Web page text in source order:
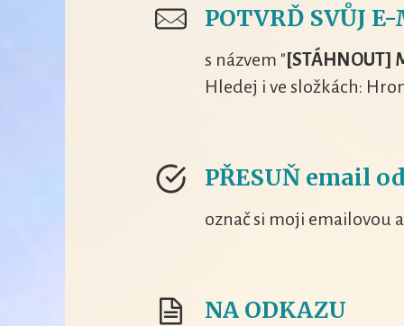
POTVRĎ SVŮJ
s názvem " [STÁHNOUT]
Hledej i ve složkách:
PŘESUŇ email
označ si moji emailovou
NA ODKAZU